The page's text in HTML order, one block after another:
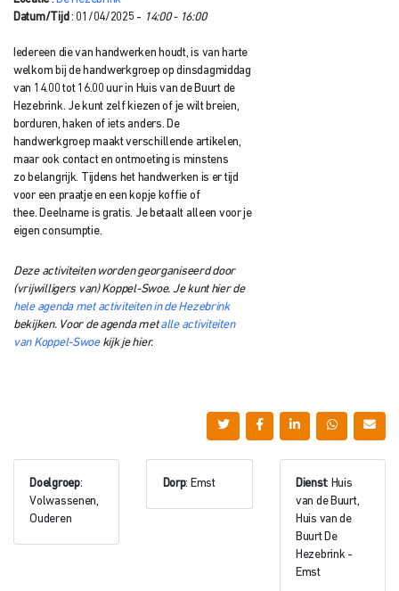
Datum/Tijd : 01/04/2025 - 14:00 - 16:00
Iedereen die van handwerken houdt, is van harte
welkom bij de handwerkgroep op dinsdagmiddag
van 14.00 tot 16.00 uur in Huis van de Buurt de
Hezebrink. Je kunt zelf kiezen of je wilt breien,
borduren, haken of iets anders. De
handwerkgroepmaakt verschillende artikelen,
maar ook contact en ontmoeting is minstens
zo belangrijk. Tijdens het handwerken is er tijd
voor een praatje en een kopje koffie of
thee. Deelname is gratis. Je betaalt alleen voor je
eigen consumptie.
Deze activiteiten worden georganiseerd door
(vrijwilligers van) Koppel-Swoe. Je kunt hier de
hele agenda met activiteiten in de Hezebrink
bekijken. Voor de agenda metalle activiteiten
van Koppel-Swoekijk je hier.
Doelgroep:
Volwassenen,
Ouderen
Dorp: Emst Dienst: Huis
van de Buurt,
Huis van de
Buurt De
Hezebrink -
Emst